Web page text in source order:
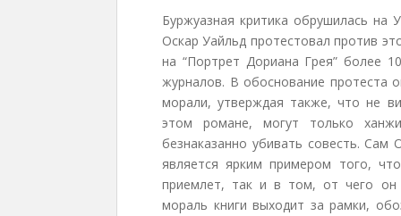
Буржуазная критика обрушилась на
Оскар Уайльд протестовал против
на “Портрет Дориана Грея” более
журналов. В обоснование протеста
морали, утверждая также, что не
этом романе, могут только
безнаказанно убивать совесть. Сам
является ярким примером того,
приемлет, так и в том, от чего он
мораль книги выходит за рамки,